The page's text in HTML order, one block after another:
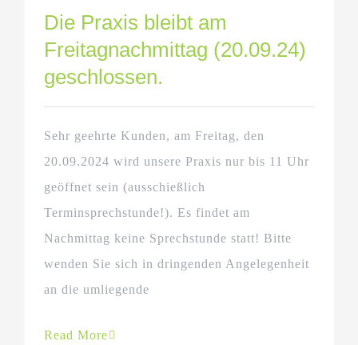
Die Praxis bleibt am
Freitagnachmittag (20.09.24)
geschlossen.
Sehr geehrte Kunden, am Freitag, den
20.09.2024 wird unsere Praxis nur bis 11 Uhr
geöffnet sein (ausschießlich
Terminsprechstunde!). Es findet am
Nachmittag keine Sprechstunde statt! Bitte
wenden Sie sich in dringenden Angelegenheit
an die umliegende
Read More